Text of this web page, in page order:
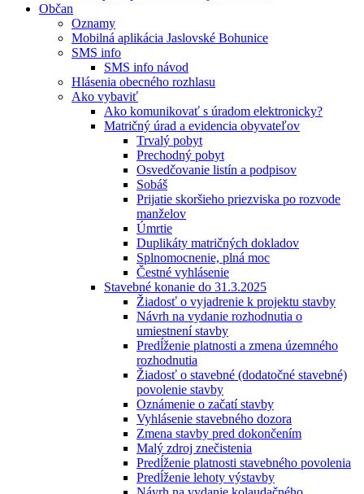
Občan
Oznamy
Mobilná aplikácia Jaslovské Bohunice
SMS info
SMS info návod
Hlásenia obecného rozhlasu
Ako vybaviť
Ako komunikovať s úradom elektronicky?
Matričný úrad a evidencia obyvateľov
Trvalý pobyt
Prechodný pobyt
Osvedčovanie listín a podpisov
Sobáš
Prijatie skoršieho priezviska po rozvode
manželov
Úmrtie
Duplikáty matričných dokladov
Splnomocnenie, plná moc
Čestné vyhlásenie
Stavebné konanie do 31.3.2025
Žiadosť o vyjadrenie k projektu stavby
Návrh na vydanie rozhodnutia o
umiestnení stavby
Predĺženie platnosti a zmena územného
rozhodnutia
Žiadosť o stavebné (dodatočné stavebné)
povolenie stavby
Oznámenie o začatí stavby
Vyhlásenie stavebného dozora
Zmena stavby pred dokončením
Malý zdroj znečistenia
Predĺženie platnosti stavebného povolenia
Predĺženie lehoty výstavby